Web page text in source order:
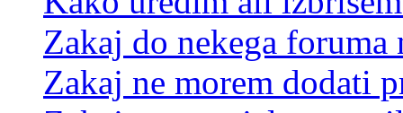
Zakaj do nekega foruma
Zakaj ne morem dodati